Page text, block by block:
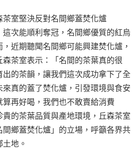
室堅決反對名間鄉蓋焚化爐
這次能順利奪冠，名間鄉優質的紅烏
近期聽聞名間鄉可能興建焚化爐，
茶室表示：「名間的茶葉真的很
的茶韻，讓我們這次成功拿下了全
真的蓋了焚化爐，引發環境與食安
再好喝，我們也不敢賣給消費
的茶葉品質與產地環境，丘森茶室
鄉蓋焚化爐」的立場，呼籲各界共
地。